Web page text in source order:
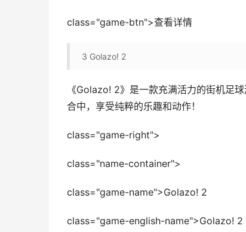
class="game-btn">查看详情
3 Golazo! 2
《Golazo! 2》是一款充满活力的街机足
合中，享受纯粹的乐趣和动作！
class="game-right">
class="name-container">
class="game-name">Golazo! 2
class="game-english-name">Golazo! 2